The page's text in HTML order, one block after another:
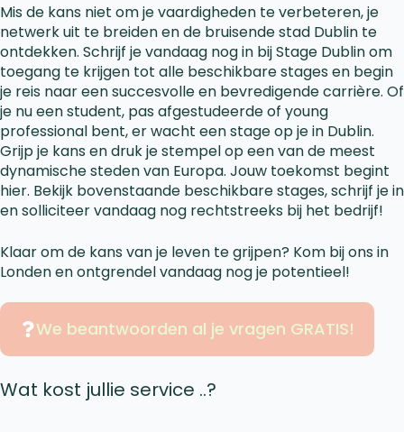
Mis de kans niet om je vaardigheden te verbeteren, je
netwerk uit te breiden en de bruisende stad Dublin te
ontdekken. Schrijf je vandaag nog in bij Stage Dublin om
toegang te krijgen tot alle beschikbare stages en begin
je reis naar een succesvolle en bevredigende carrière. Of
je nu een student, pas afgestudeerde of young
professional bent, er wacht een stage op je in Dublin.
Grijp je kans en druk je stempel op een van de meest
dynamische steden van Europa. Jouw toekomst begint
hier. Bekijk bovenstaande beschikbare stages, schrijf je in
en solliciteer vandaag nog rechtstreeks bij het bedrijf!
Klaar om de kans van je leven te grijpen? Kom bij ons in
Londen en ontgrendel vandaag nog je potentieel!
We beantwoorden al je vragen GRATIS!
Wat kost jullie service ..?